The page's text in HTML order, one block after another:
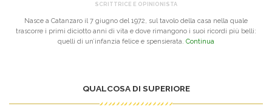
SCRITTRICE E OPINIONISTA
Nasce a Catanzaro il 7 giugno del 1972, sul tavolo della casa nella quale
trascorre i primi diciotto anni di vita e dove rimangono i suoi ricordi più belli:
quelli di un’infanzia felice e spensierata. Continua
QUALCOSA DI SUPERIORE